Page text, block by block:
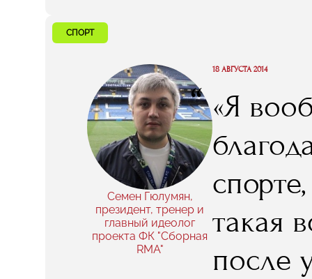
СПОРТ
Семен Гюлумян,
президент, тренер и
главный идеолог
проекта ФК "Сборная
RMA"
“
18 АВГУСТА 2014
«Я
такая
после